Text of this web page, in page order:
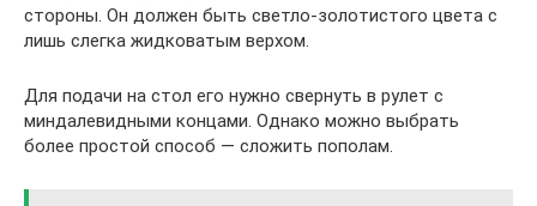
стороны. Он должен быть светло-золотистого цвета с
лишь слегка жидковатым верхом.
Для подачи на стол его нужно свернуть в рулет с
миндалевидными концами. Однако можно выбрать
более простой способ — сложить пополам.